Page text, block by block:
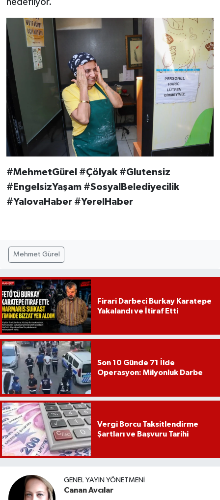
#MehmetGürel #Çölyak #Glutensiz
#EngelsizYaşam #SosyalBelediyecilik
#YalovaHaber #YerelHaber
Mehmet Gürel
Firari Darbeci Burkay Karatepe
Yakalandı ve İtiraf Etti
Son 10 Günde 71 İlde
Operasyon: Milyonluk Darbe
Vergi Borcu Taksitlendirme
Şartları ve Başvuru Tarihi
GENEL YAYIN YÖNETMENI
Canan Avcılar